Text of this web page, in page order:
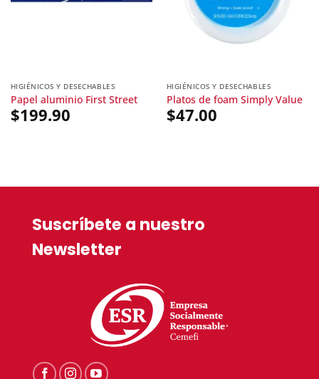
HIGIÉNICOS Y DESECHABLES
Papel aluminio First Street
$199.90
HIGIÉNICOS Y DESECHABLES
Platos de foam Simply Value
$47.00
Suscríbete a nuestro
Newsletter